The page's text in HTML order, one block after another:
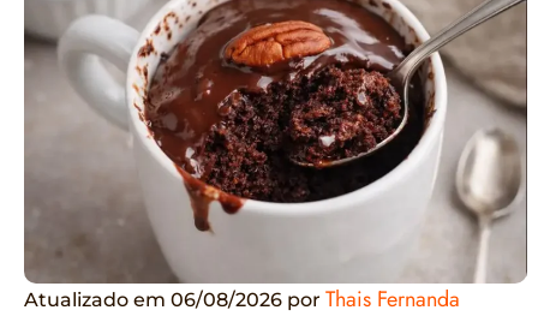
Atualizado em 06/08/2026 por Thais Fernanda